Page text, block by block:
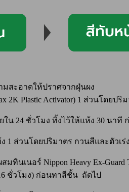
มสะอาดให้ปราศจากฝุ่นผง
2K Plastic Activator) 1 ส่วนโดยป
น 24 ชั่วโมง ทิ้งไว้ให้แห้ง 30 นาที
1 ส่วนโดยปริมาตร กวนสีและตัวเ
นเนอร์ Nippon Heavy Ex-
ชั่วโมง) ก่อนทาสีชั้น ถัดไป